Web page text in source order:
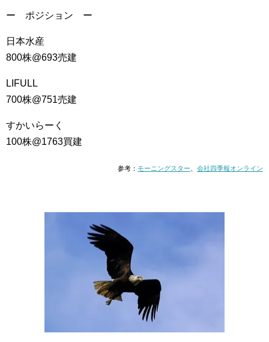
ー ポジション ー
日本水産
800株@693売建
LIFULL
700株@751売建
すかいらーく
100株@1763買建
参考： モーニングスター 会社四季報オンライン